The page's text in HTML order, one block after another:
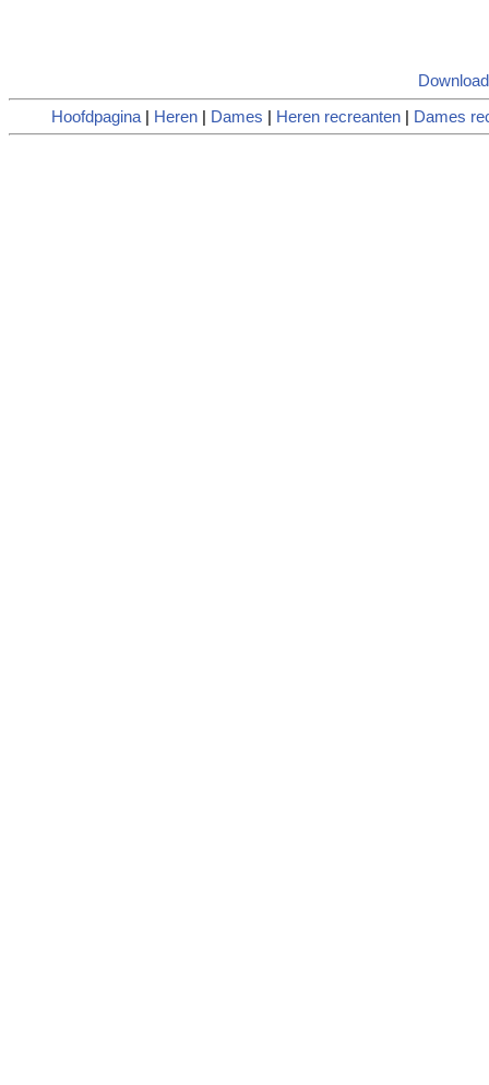
Hoofdpagina| Heren| Dames Heren recreanten| Dames